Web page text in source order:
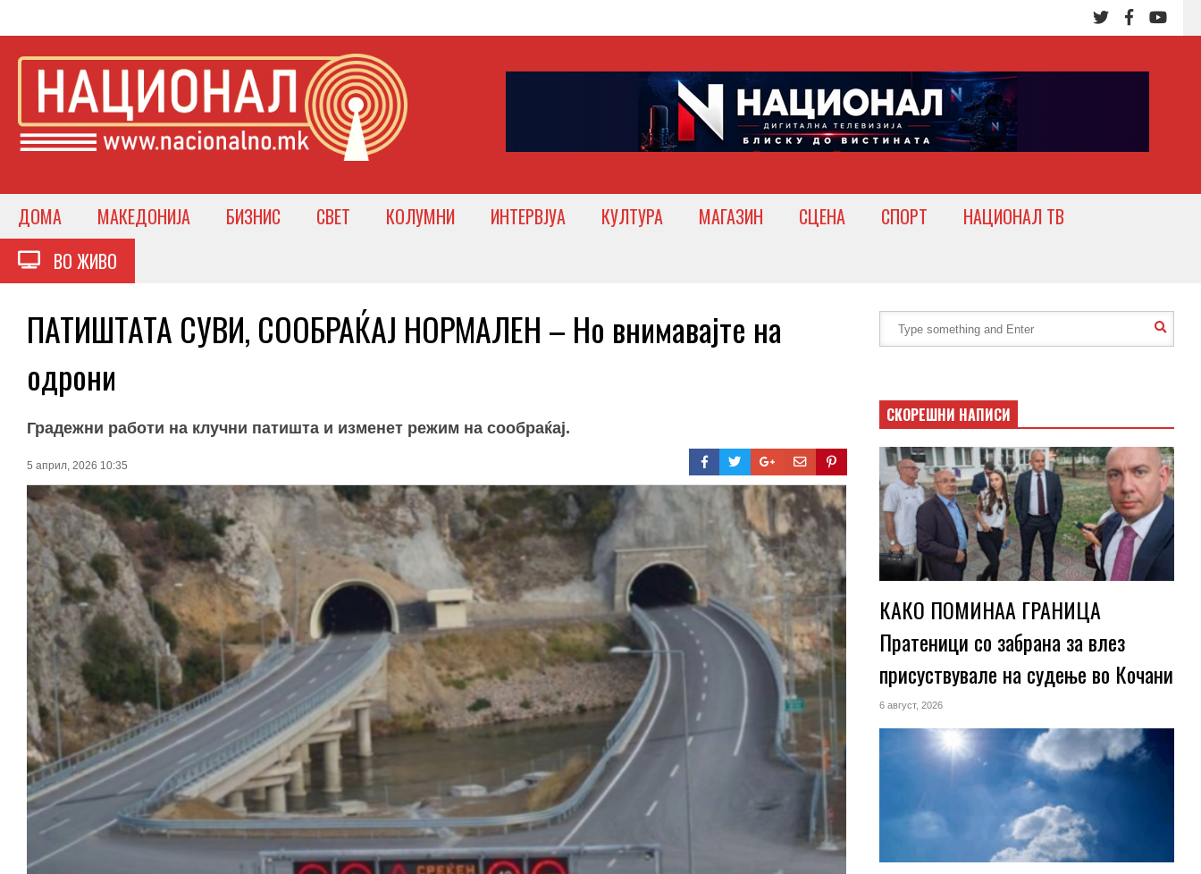
ДОМА МАКЕДОНИЈА БИЗНИС СВЕТ КОЛУМНИ ИНТЕРВЈУА КУЛТУРА МАГАЗИН СЦЕНА СПОРТ
НАЦИОНАЛ ТВ
ВО ЖИВО
ПАТИШТАТА СУВИ, СООБРАЌАЈ НОРМАЛЕН – Но внимавајте на
одрони
Градежни работи на клучни патишта и изменет режим на сообраќај.
5 април, 2026 10:35
СКОРЕШНИ НАПИСИ
КАКО ПОМИНАА ГРАНИЦА
Пратеници со забрана за влез
присуствувале на судење во Кочани
6 август, 2026